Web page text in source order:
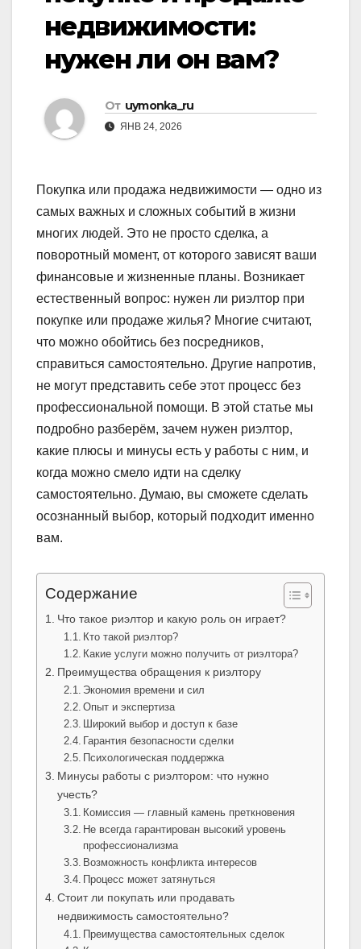
недвижимости:
нужен ли он вам?
От uymonka_ru
ЯНВ 24, 2026
Покупка или продажа недвижимости — одно из
самых важных и сложных событий в жизни
многих людей. Это не просто сделка, а
поворотный момент, от которого зависят ваши
финансовые и жизненные планы. Возникает
естественный вопрос: нужен ли риэлтор при
покупке или продаже жилья? Многие считают,
что можно обойтись без посредников,
справиться самостоятельно. Другие напротив,
не могут представить себе этот процесс без
профессиональной помощи. В этой статье мы
подробно разберём, зачем нужен риэлтор,
какие плюсы и минусы есть у работы с ним, и
когда можно смело идти на сделку
самостоятельно. Думаю, вы сможете сделать
осознанный выбор, который подходит именно
вам.
Содержание
Что такое риэлтор и какую роль он играет?
Кто такой риэлтор?
Какие услуги можно получить от риэлтора?
Преимущества обращения к риэлтору
Экономия времени и сил
Опыт и экспертиза
Широкий выбор и доступ к базе
Гарантия безопасности сделки
Психологическая поддержка
Минусы работы с риэлтором: что нужно
учесть?
Комиссия — главный камень преткновения
Не всегда гарантирован высокий уровень
профессионализма
Возможность конфликта интересов
Процесс может затянуться
Стоит ли покупать или продавать
недвижимость самостоятельно?
Преимущества самостоятельных сделок